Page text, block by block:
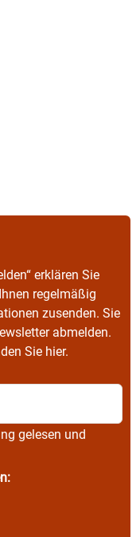
erklären Sie
regelmäßig
zusenden. Sie
abmelden.
Sie hier.
gelesen und